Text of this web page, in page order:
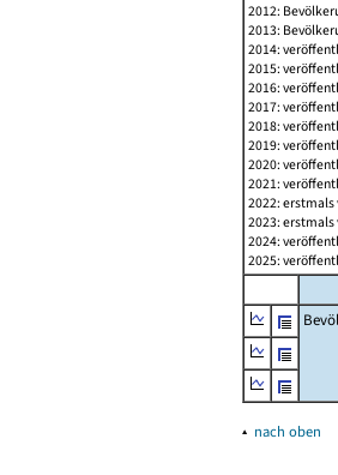
2012:
2013:
2014:
2015:
2016:
2017:
2018:
2019:
2020:
2021:
2022:
2023:
2024:
2025:
▴ nach oben